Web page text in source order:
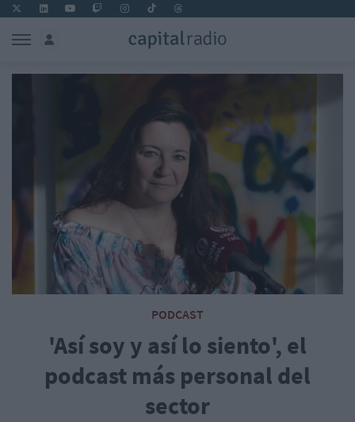
PODCAST
'Así soy y así lo siento', el
podcast más personal del
sector